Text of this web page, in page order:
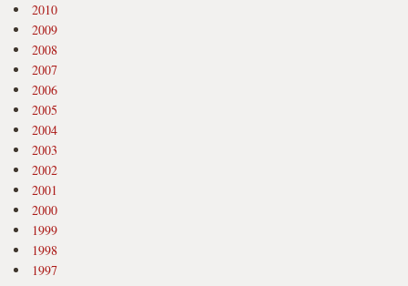
2010
2009
2008
2007
2006
2005
2004
2003
2002
2001
2000
1999
1998
1997